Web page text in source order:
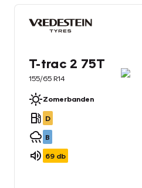
T-trac 2 75T
155/65 R14
Zomerbanden
D
B
69 db